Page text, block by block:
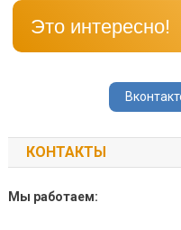
Это интересно!
КОНТАКТЫ
Мы работаем: